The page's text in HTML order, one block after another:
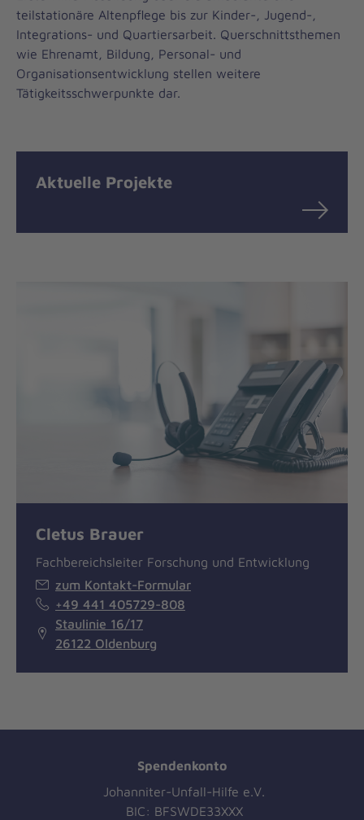
teilstationäre Altenpflege bis zur Kinder-, Jugend-,
Integrations- und Quartiersarbeit. Querschnittsthemen
wie Ehrenamt, Bildung, Personal- und
Organisationsentwicklung stellen weitere
Tätigkeitsschwerpunkte dar.
Aktuelle Projekte
Cletus Brauer
Fachbereichsleiter Forschung und Entwicklung
zum Kontakt-Formular
+49 441 405729-808
Staulinie 16/17
26122 Oldenburg
Spendenkonto
Johanniter-Unfall-Hilfe e.V.
BIC: BFSWDE33XXX